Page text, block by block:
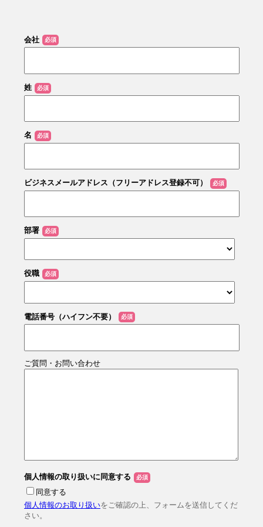
会社
姓
名
ビジネスメールアドレス（フリーアドレス登録不可）
部署
役職
電話番号（ハイフン不要）
ご質問・お問い合わせ
個人情報の取り扱いに同意する
同意する
個人情報のお取り扱いをご確認の上、フォームを送信してくだ
さい。